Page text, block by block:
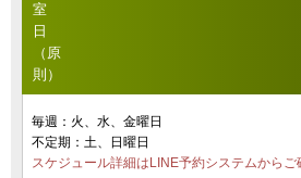
室
日
（原
則）
毎週：火、水、金曜日
不定期：土、日曜日
スケジュール詳細はLINE予約システムからご